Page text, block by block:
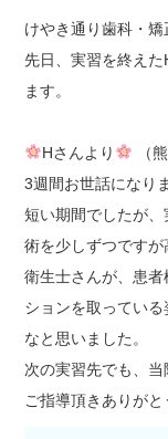
けやき通り歯科・矯
先日、実習を終えた
ます。
Hさんより （
3週間お世話になり
短い期間でしたが
術を少しずつですが
衛生士さんが、患
ションを取ってい
なと思いました。
次の実習先でも、当
ご指導頂きありがと